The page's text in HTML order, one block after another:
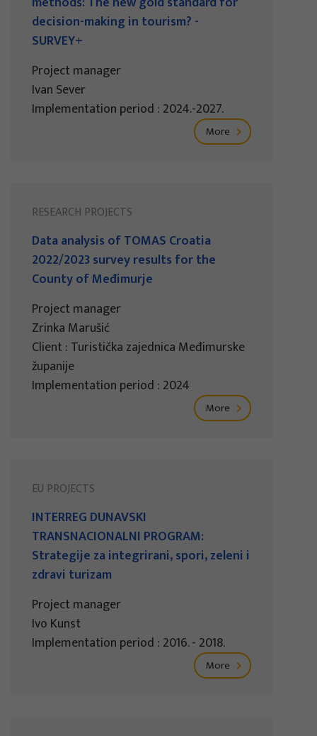
decision-making in tourism? -
SURVEY+
Project manager
Ivan Sever
Implementation period : 2024.-2027.
More
RESEARCH PROJECTS
Data analysis of TOMAS Croatia
2022/2023 survey results for the
County of Međimurje
Project manager
Zrinka Marušić
Client : Turistička zajednica Međimurske
županije
Implementation period : 2024
More
EU PROJECTS
INTERREG DUNAVSKI
TRANSNACIONALNI PROGRAM:
Strategije za integrirani, spori, zeleni i
zdravi turizam
Project manager
Ivo Kunst
Implementation period : 2016. - 2018.
More